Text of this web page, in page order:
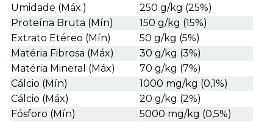
Umidade (Máx.)
250 g/kg (25%)
Proteína Bruta (Mín)
150 g/kg (15%)
Extrato Etéreo (Mín)
50 g/kg (5%)
Matéria Fibrosa (Máx)
30 g/kg (3%)
Matéria Mineral (Máx)
70 g/kg (7%)
Cálcio (Mín)
1000 mg/kg (0,1%)
Cálcio (Máx)
20 g/kg (2%)
Fósforo (Mín)
5000 mg/kg (0,5%)